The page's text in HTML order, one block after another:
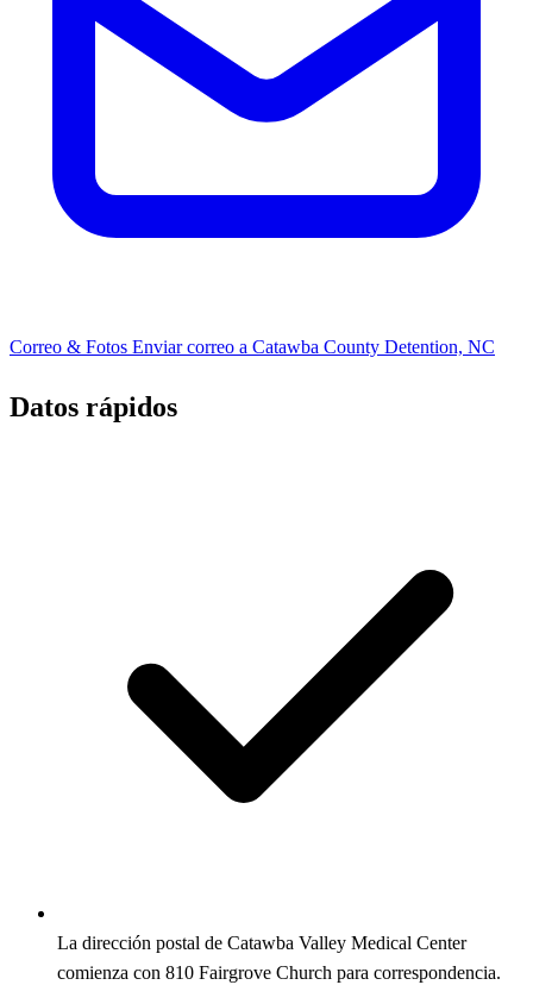
Correo & Fotos Enviar correo a Catawba County Detention, NC
Datos rápidos
La dirección postal de Catawba Valley Medical Center
comienza con 810 Fairgrove Church para correspondencia.